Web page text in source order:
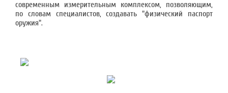
современным измерительным комплексом, позволяющим,
по словам специалистов, создавать "физический паспорт
оружия".